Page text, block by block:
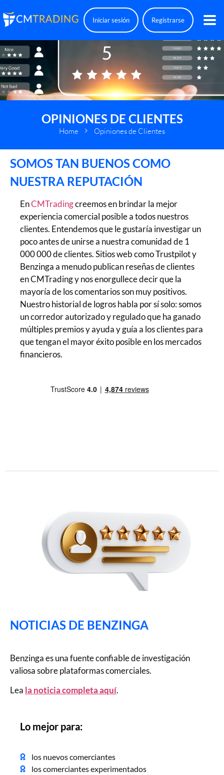
Iniciar sesión Registrarse
OPINIONES DE CLIENTES
Home Opiniones de Clientes
SOMOS TAN BUENOS COMO
NUESTRA REPUTACIÓN
EnCMTradingcreemos en brindar la mejor
experiencia comercial posible a todos nuestros
clientes. Entendemos que le gustaría investigar un
poco antes de unirse a nuestra comunidad de 1
000 000 de clientes. Sitios web como Trustpilot y
Benzinga a menudo publican reseñas de clientes
en CMTrading y nos enorgullece decir que la
mayoría de los comentarios son muy positivos.
Nuestro historial de logros habla por sí solo: somos
un corredor autorizado y regulado que ha ganado
múltiples premios y ayuda y guía a los clientes para
que tengan el mayor éxito posible en los mercados
financieros.
NOTICIAS DE BENZINGA
Benzinga es una fuente confiable de investigación
valiosa sobre plataformas comerciales.
Lea la noticia completa aquí.
Lo mejor para:
los nuevos comerciantes
los comerciantes experimentados